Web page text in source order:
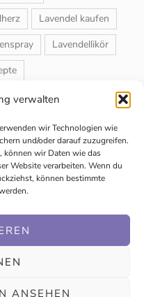
verwalten
wir Technologien wie
und/oder darauf zuzugreifen.
können wir Daten wie das
Website verarbeiten. Wenn du
können bestimmte
ANSEHEN
Lavendel kaufen
Lavendellikör
Lavendeltee
Naturkosmetik